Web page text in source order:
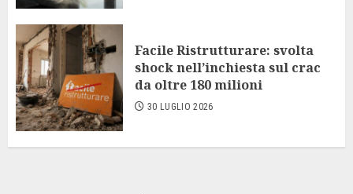
Facile Ristrutturare: svolta
shock nell’inchiesta sul crac
da oltre 180 milioni
30 LUGLIO 2026